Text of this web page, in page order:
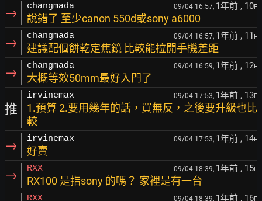
→ changmada 09/04 16:57, 1年前 , 10F
說錯了 至少canon 550d或sony a6000
→ changmada 09/04 16:57, 1年前 , 11 F
建議配個餅乾定焦鏡 比較能拉開手機差距
→ changmada 09/04 16:59, 1年前 , 12F
大概等效50mm最好入門了
推
irvinemax 09/04 17:53, 1年前 , 13F
1.預算 2.要用幾年的話，買無反，之後要升級也比
較
→ irvinemax 09/04 17:53, 1年前 , 14F
好賣
→ RXX 09/04 18:39, 1年前 , 15F
RX100 是指sony 的嗎？ 家裡是有一台
RXX 09/04 18:39, 1年前 , 16F